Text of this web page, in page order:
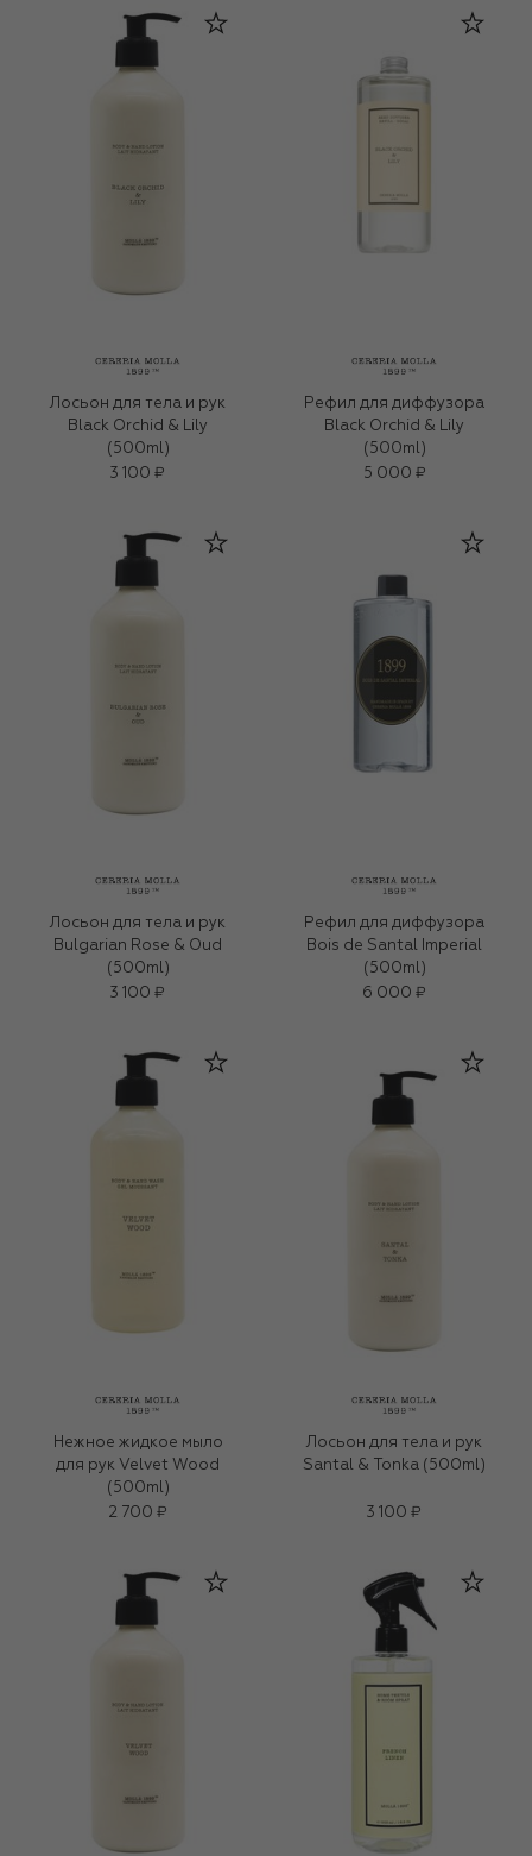
Лосьон для тела и рук
Black Orchid & Lily
(500ml)
3 100 ₽
Рефил для диффузора
Black Orchid & Lily
(500ml)
5 000 ₽
Лосьон для тела и рук
Bulgarian Rose & Oud
(500ml)
3 100 ₽
Рефил для диффузора
Bois de Santal Imperial
(500ml)
6 000 ₽
Нежное жидкое мыло
для рук Velvet Wood
(500ml)
2 700 ₽
Лосьон для тела и рук
Santal & Tonka (500ml)
3 100 ₽